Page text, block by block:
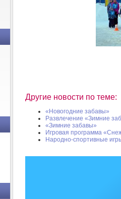
Другие новости по теме:
«Новогодние забавы»
Развлечение «Зимние
«Зимние забавы»
Игровая программа
Народно-спортивные